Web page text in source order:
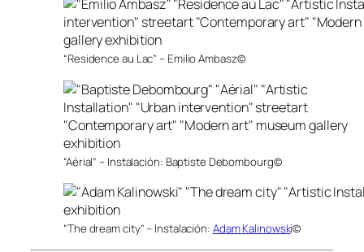
“Residence au Lac” – Emilio Ambasz©
“Aérial” – Instalación: Baptiste Debombourg©
“The dream city” – Instalación: Adam Kalinowski©